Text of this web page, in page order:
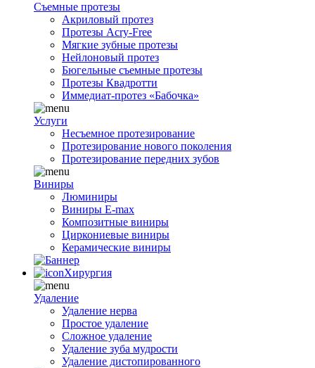
Съемные протезы
Акриловый протез
Протезы Acry-Free
Мягкие зубные протезы
Нейлоновый протез
Бюгельные съемные протезы
Протезы Квадротти
Иммедиат-протез «Бабочка»
Услуги
Несъемное протезирование
Протезирование нового поколения
Протезирование передних зубов
Виниры
Люминиры
Виниры E-max
Композитные виниры
Циркониевые виниры
Керамические виниры
Хирургия
Удаление
Удаление нерва
Простое удаление
Сложное удаление
Удаление зуба мудрости
Удаление дистопированного